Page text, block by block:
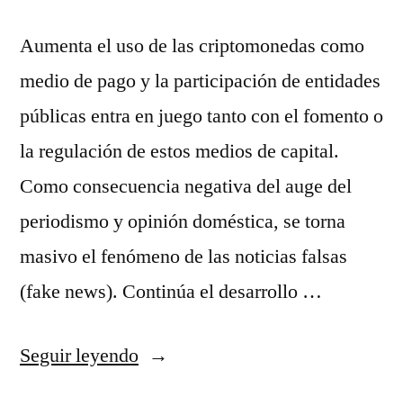
Aumenta el uso de las criptomonedas como
medio de pago y la participación de entidades
públicas entra en juego tanto con el fomento o
la regulación de estos medios de capital.
Como consecuencia negativa del auge del
periodismo y opinión doméstica, se torna
masivo el fenómeno de las noticias falsas
(fake news). Continúa el desarrollo …
Seguir leyendo«camiseta